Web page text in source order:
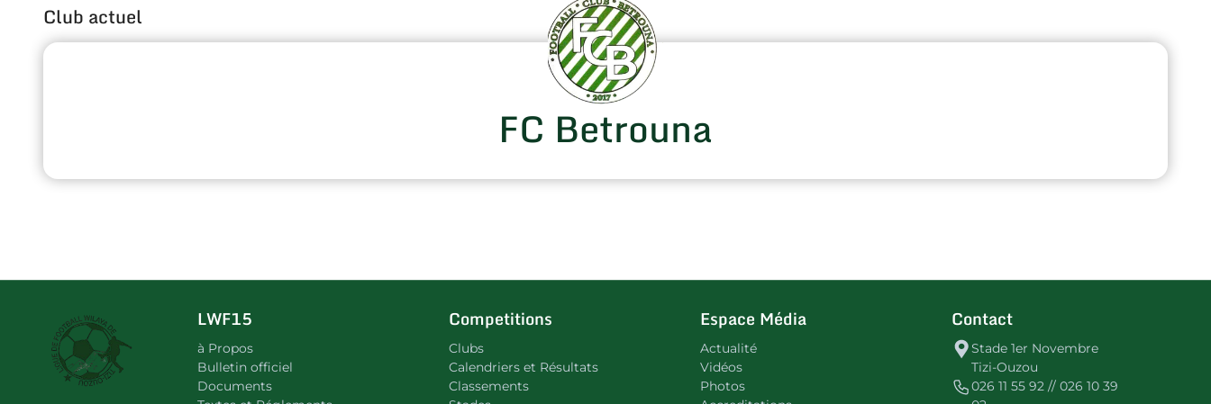
Club actuel
FC Betrouna
LWF15
à Propos
Bulletin officiel
Documents
Competitions
Clubs
Calendriers et Résultats
Classements
Espace Média
Actualité
Vidéos
Photos
Contact
Stade 1er Novembre
Tizi-Ouzou
026 11 55 92 // 026 10 39